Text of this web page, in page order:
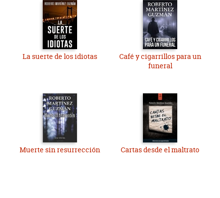
La suerte de los idiotas
Café y cigarrillos para un
funeral
Muerte sin resurrección Cartas desde el maltrato